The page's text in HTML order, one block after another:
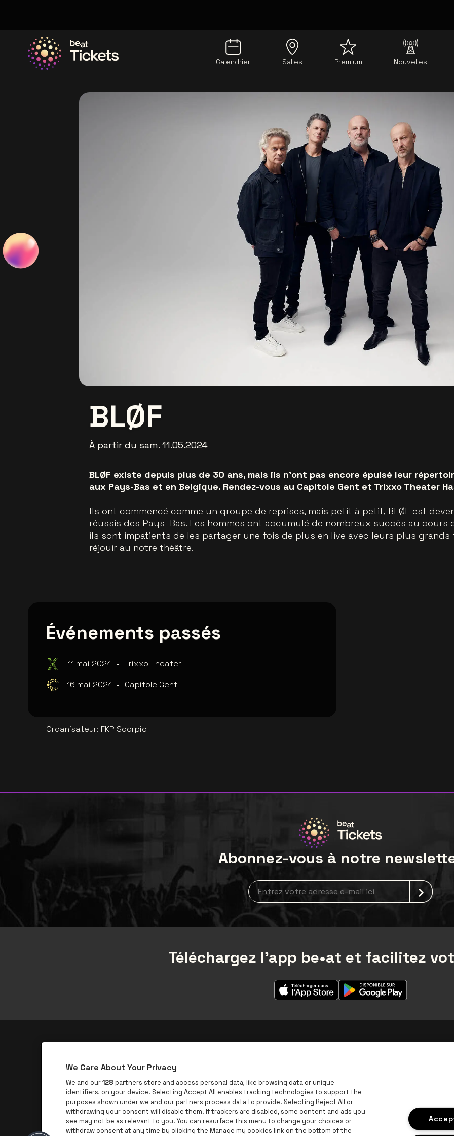
Calendrier Salles Premium Nouvelles
BLØF
À partir du sam. 11.05.2024
BLØF existe depuis plus de 30 ans, mais ils n'ont pas encore épuisé leur
aux Pays-Bas et en Belgique. Rendez-vous au Capitole Gent et Trixxo Theater
Ils ont commencé comme un groupe de reprises, mais petit à petit, BLØF est
réussis des Pays-Bas. Les hommes ont accumulé de nombreux succès au cours
ils sont impatients de les partager une fois de plus en live avec leurs plus grands
réjouir au notre théâtre.
Événements passés
11 mai 2024 • Trixxo Theater
16 mai 2024 • Capitole Gent
Organisateur: FKP Scorpio
Abonnez-vous à notre
Inscription à la newsletter
Téléchargez l'app be•at et facilitez
Application be•at
be•at Corporate
be•at Business
Groupes
Helpcenter
We Care About Your Privacy
We and our128 partners store and access personal data, like browsing data or unique
identifiers, on your device. Selecting Accept All enables tracking technologies to support the
purposes shown under we and our partners process data to provide. Selecting Reject All or
withdrawing your consent will disable them. If trackers are disabled, some content and ads you
see may not be as relevant to you. You can resurface this menu to change your choices or
withdraw consent at any time by clicking the Manage my cookies link on the bottom of the